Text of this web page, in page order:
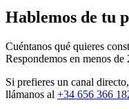
Hablemos de tu
Cuéntanos qué quieres
Respondemos en menos de
Si prefieres un canal
llámanos al +34 656 366